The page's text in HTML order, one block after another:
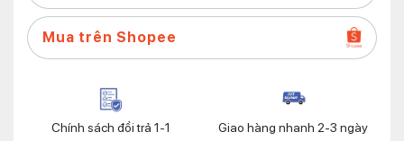
Mua trên Shopee
Chính sách đổi trả 1-1 Giao hàng nhanh 2-3 ngày